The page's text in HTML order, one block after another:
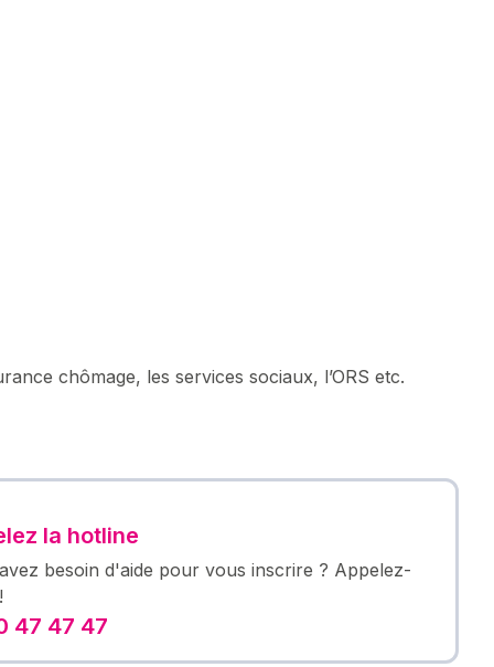
chômage, les services sociaux, l’ORS etc.
la hotline
besoin d'aide pour vous inscrire ? Appelez-
47 47 47